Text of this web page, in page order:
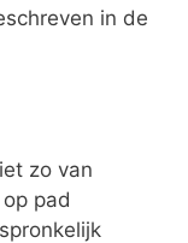
in de
zo van
pad